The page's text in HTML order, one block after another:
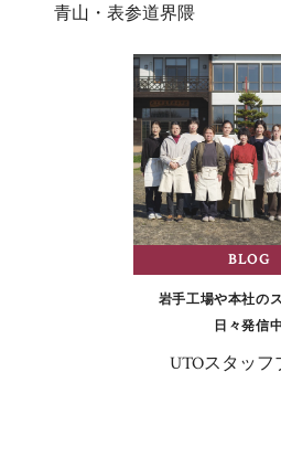
青山・表参道界隈
BLOG
岩手工場や本社の
日々発信中
UTOスタッフ